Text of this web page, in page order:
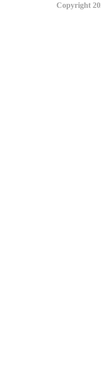
Copyright